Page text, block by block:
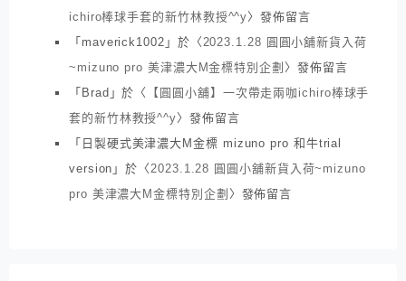
ichiro棒球手套的新竹林教授^^y〉發佈留言
「 maverick1002 」於〈2023.1.28 圓圓小舖新貨入荷
~mizuno pro 美津濃大M金標特別企劃 〉發佈留言
「 Brad 」於〈
【圓圓小舖】一次帶走兩咖ichiro棒球手
套的新竹林教授^^y〉發佈留言
「 日製硬式美津濃大M金標 mizuno pro 和牛trial
version 」於〈2023.1.28 圓圓小舖新貨入荷~mizuno
pro 美津濃大M金標特別企劃 〉發佈留言